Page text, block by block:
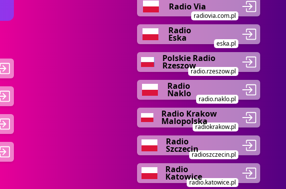
Radio Via
radiovia.com.pl
Radio
Eska
eska.pl
Polskie Radio
Rzeszow
radio.rzeszow.pl
Radio
Naklo
radio.naklo.pl
Radio Krakow
Malopolska
radiokrakow.pl
Radio
Szczecin
radioszczecin.pl
Radio
Katowice
radio.katowice.pl